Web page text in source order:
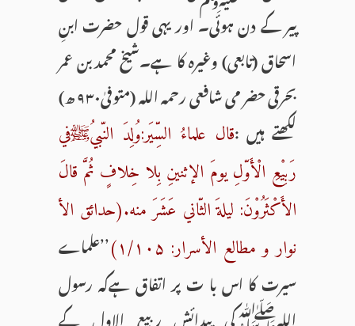
پیر کے دن ہوئی۔ اور یہی قول حضرت ابنِ
اسحاق (تابعی) وغیرہ کا ہے۔شیخ محمدبن عمر
بحرقی حضر می شافعی رحمہ اللہ (متوفیٰ۹۳۰ ھ)
لکھتے ہیں :قال علماءُ السِّیَر:وُلِدَ النّبيُﷺفي
رَبِیْعِ الْأَوّلِ یومَ الإثنینِ بِلا خِلافٍ ثُمَّ قالَ
الأَکْثَرُوْنَ: لیلةَ الثّاني عَشَرَ منه.(حدائق الأ
نوار و مطالع الأسرار: ۱/۱۰۵)
’’علماے
سیرت کا اس با ت پر اتفاق ہےکہ رسول
اللہﷺکی پیدائش ربیع الاول کے